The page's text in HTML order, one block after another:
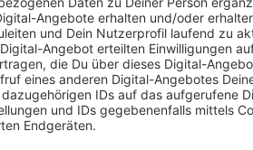
Anzeige
Am 07. Januar machen die Gladbacher
Bayern München. Rund um den 18.
Alle Termine im Überblick gibt es